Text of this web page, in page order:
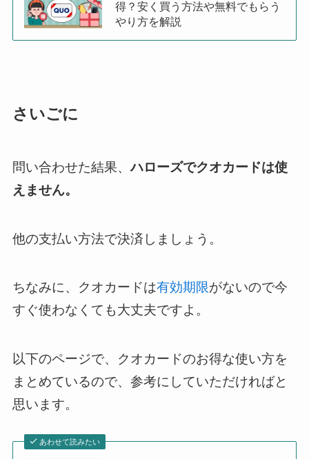
得？安く買う方法や無料でもらう
やり方を解説
さいごに
問い合わせた結果、ハローズでクオカードは使
えません。
他の支払い方法で決済しましょう。
ちなみに、クオカードは有効期限がないので今
すぐ使わなくても大丈夫ですよ。
以下のページで、クオカードのお得な使い方を
まとめているので、参考にしていただければと
思います。
あわせて読みたい